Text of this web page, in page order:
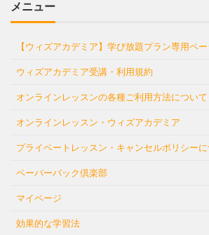
メニュー
【ウィズアカデミア】学び放題プラン専用ペー
ウィズアカデミア受講・利用規約
オンラインレッスンの各種ご利用方法について
オンラインレッスン・ウィズアカデミア
プライベートレッスン・キャンセルポリシー
ペーパーバック倶楽部
マイページ
効果的な学習法